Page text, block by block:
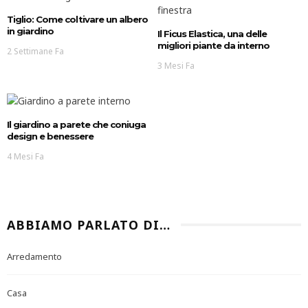
Tiglio: Come coltivare un albero
in giardino
2 Settimane Fa
Il Ficus Elastica, una delle
migliori piante da interno
3 Mesi Fa
Il giardino a parete che coniuga
design e benessere
4 Mesi Fa
ABBIAMO PARLATO DI…
Arredamento
Casa